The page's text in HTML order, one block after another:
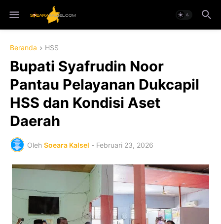
Beranda HSS
Bupati Syafrudin Noor
Pantau Pelayanan Dukcapil
HSS dan Kondisi Aset
Daerah
Oleh Soeara Kalsel - Februari 23, 2026